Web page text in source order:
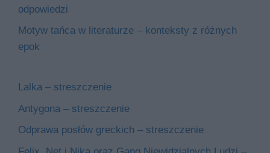
odpowiedzi
Motyw tańca w literaturze – konteksty z różnych
epok
Lalka – streszczenie
Antygona – streszczenie
Odprawa posłów greckich – streszczenie